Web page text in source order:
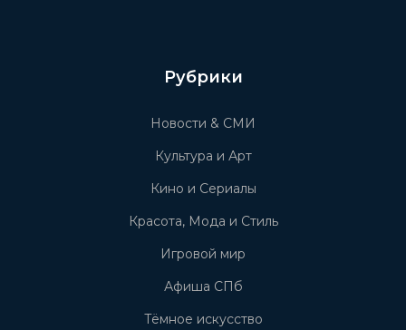
Рубрики
Новости & СМИ
Культура и Арт
Кино и Сериалы
Красота, Мода и Стиль
Игровой мир
Афиша СПб
Тёмное искусство